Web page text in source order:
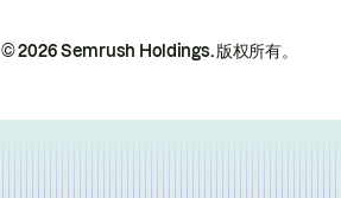
© 2026 Semrush Holdings.版权所有。